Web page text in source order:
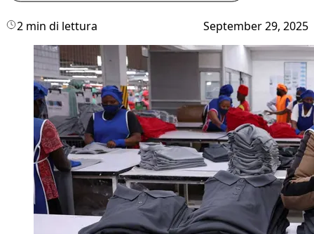
2 min di lettura September 29, 2025